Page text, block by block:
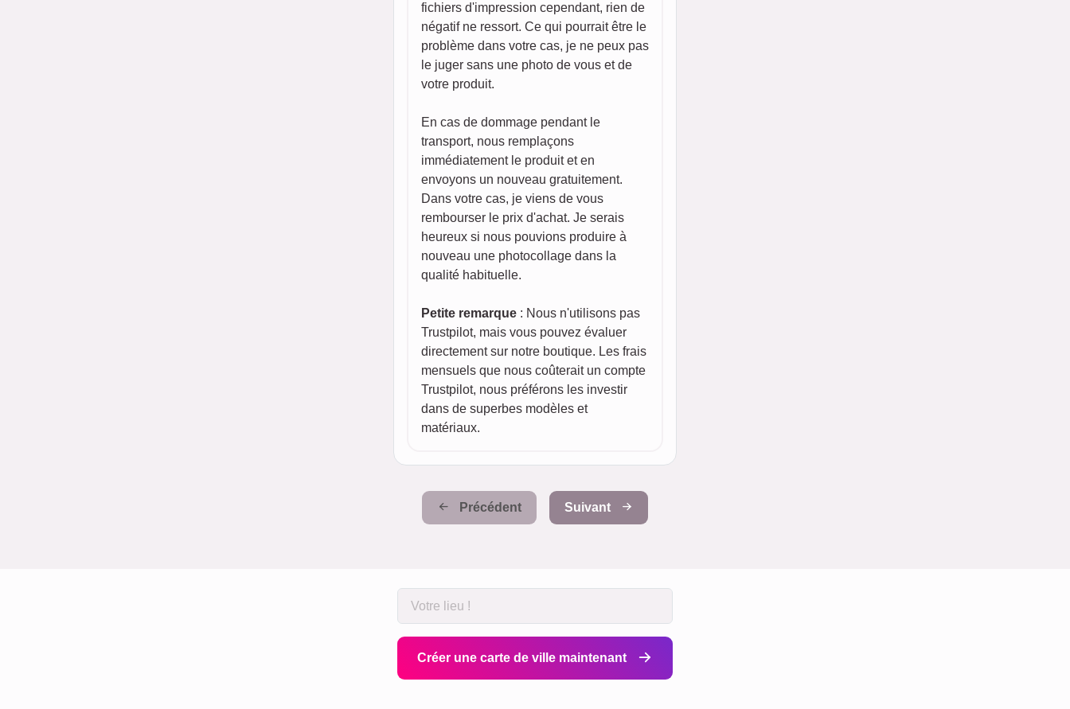
fichiers d'impression cependant, rien de
négatif ne ressort. Ce qui pourrait être le
problème dans votre cas, je ne peux pas
le juger sans une photo de vous et de
votre produit.
En cas de dommage pendant le
transport, nous remplaçons
immédiatement le produit et en
envoyons un nouveau gratuitement.
Dans votre cas, je viens de vous
rembourser le prix d'achat. Je serais
heureux si nous pouvions produire à
nouveau une photocollage dans la
qualité habituelle.
Petite remarque : Nous n'utilisons pas
Trustpilot, mais vous pouvez évaluer
directement sur notre boutique. Les frais
mensuels que nous coûterait un compte
Trustpilot, nous préférons les investir
dans de superbes modèles et
matériaux.
Précédent Suivant
Créer une carte de ville maintenant